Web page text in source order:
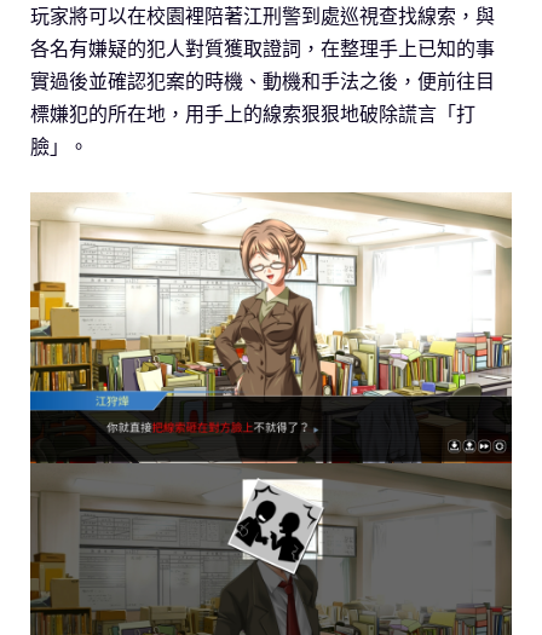
玩家將可以在校園裡陪著江刑警到處巡視查找線索，與
各名有嫌疑的犯人對質獲取證詞，在整理手上已知的事
實過後並確認犯案的時機、動機和手法之後，便前往目
標嫌犯的所在地，用手上的線索狠狠地破除謊言「打
臉」。